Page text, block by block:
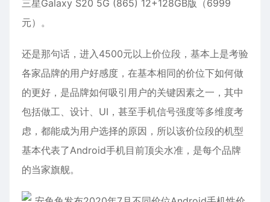
三星Galaxy S20 5G (865) 12+128GB版（6999
元）。
还是那句话，进入4500元以上价位段，基本上是考验
各家品牌的用户好感度，在基本相同的价位下如何做
的更好，是品牌如何吸引用户的关键因素之一，其中
包括做工、设计、UI，甚至手机信号强度等多维度考
虑，都能成为用户选择的原因，所以该价位段的机型
基本代表了Android手机目前顶尖水准，是每个品牌
的当家旗舰。